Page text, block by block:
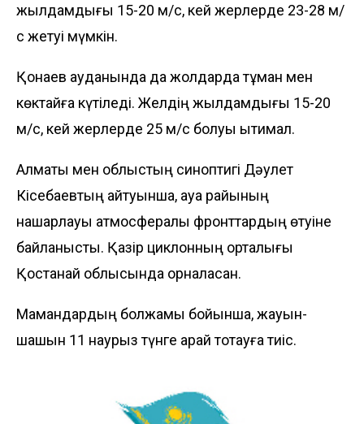
жылдамдығы 15-20 м/с, кей жерлерде 23-28 м/
с жетуі мүмкін.
Қонаев ауданында да жолдарда тұман мен
көктайғақ күтіледі. Желдің жылдамдығы 15-20
м/с, кей жерлерде 25 м/с болуы ықтимал.
Алматы мен облыстың синоптигі Дәулет
Кісебаевтың айтуынша, ауа райының
нашарлауы атмосфералық фронттардың өтуіне
байланысты. Қазір циклонның орталығы
Қостанай облысында орналасқан.
Мамандардың болжамы бойынша, жауын-
шашын 11 наурыз түнге қарай тоқтауға тиіс.